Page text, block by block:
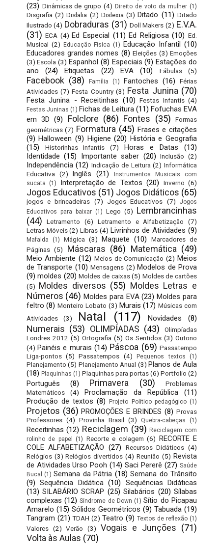
(23) Dinâmicas de grupo (4) Direito de voto da mulher (1)
Disgrafia (2) Dislalia (2) Dislexia (3) Ditado (11) Ditado
Ilustrado (4) Dobraduras (31) Doll Makers (2) E.V.A.
(31) ECA (4) Ed Especial (11) Ed Religiosa (10) Ed.
Musical (2) Educação Física (1) Educação Infantil (10)
Educadores grandes nomes (8) Eleições (3) Emoções
(3) Escola (3) Espanhol (8) Especiais (9) Estações do
ano
(24) Etiquetas (22) EVA (10) Fábulas (5)
Facebook (38) Família (1) Fantoches (16)
Férias
Atividades (7) Festa Country (3) Festa Junina (70)
Festa Junina - Receitinhas (10) Festas Infantis (4)
Festas Juninas (1) Fichas de Leitura (11) Fofuchas EVA
em 3D (9) Folclore (86) Fontes (35)
Formas
geométricas (7) Formatura (45) Frases e citações
(9) Halloween (9) Higiene (20) História e Geografia
(15)
Historinhas Infantis (7) Horas e Datas
(13)
Identidade (15) Importante saber (20) Inclusão (2)
Independência (12) Indicação de Leitura (2) Informática
Educativa
(2) Inglês (21)
Instrumentos Musicais com
sucata
(1) Interpretação de Textos (20) Inverno (6)
Jogos Educativos (51) Jogos Didáticos (65)
jogos e brincadeiras (7) Jogos Educativos (7)
Jogos
Educativos para baixar (1) Lego (5) Lembrancinhas
(44)
Letramento (6) Letramento e Alfabetização
(7)
Letras Móveis (2) Libras (4) Livrinhos de Atividades (9)
Mafalda (1) Mágica (3) Maquete (10)
Marcadores de
Páginas (5) Máscaras (86) Matemática (49)
Meio Ambiente (12) Meios de Comunicação (2) Meios
de Transporte (10) Mensagens (2) Modelos de Prova
(9) moldes (20) Moldes de caixas (5) Moldes de cartões
(5) Moldes diversos (55) Moldes Letras e
Números (46) Moldes para EVA (23) Moldes para
feltro (8) Monteiro Lobato (3) Murais (17) Músicas com
Atividades
(3) Natal (117) Novidades (8)
Numerais (53) OLIMPÍADAS (43)
Olimpíadas
Londres 2012 (5) Ortografia (5) Os Sentidos (3) Outono
(4) Painéis e murais (14) Páscoa (69) Passatempo
Liga-pontos (5) Passatempos (4) Pequenos textos (1)
Planejamento (5) Planejamento Anual (3) Planos de Aula
(18) Plaquinhas (1) Plaquinhas para portas(6) Portfolio (2)
Português (8) Primavera (30)
Problemas
Matemáticos
(4) Proclamação da República
(11)
Produção de textos (8) Projeto Político pedagógico (1)
Projetos (36) PROMOÇÕES E BRINDES (8) Provas
Professores (4) Provinha Brasil (3) Quebra-cabeças (1)
Receitinhas (12) Reciclagem (39) Reciclagem com
rolinho de papel
(1) Recorte e colagem (6) RECORTE E
COLE ALFABETIZAÇÃO (27) Recursos Didáticos (4)
Relógios (3) Relógios divertidos (4) Reunião (5) Revista
de Atividades Urso Pooh (14) Saci Pererê (27) Saúde
Bucal
(1) Semana da Pátria (18) Semana do Trânsito
(9) Sequência Didática (10)
Sequências Didáticas
(13) SILABÁRIO SCRAP (25) Silabários (20) Sílabas
complexas (12) Síndrome de Down (1) Sítio do Picapau
Amarelo (15) Sólidos Geométricos (9) Tabuada (19)
Tangram (21) TDAH (2) Teatro (9) Textos de reflexão (1)
Valores (2) Verão (3) Vogais e Junções (71)
Volta às Aulas (70)